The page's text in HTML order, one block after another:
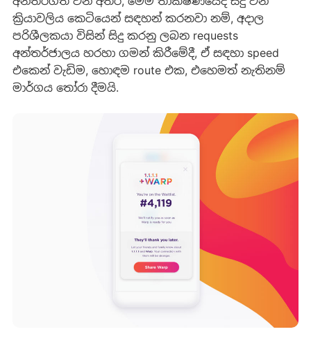
ක්‍රියාවලිය කෙටියෙන් සඳහන් කරනවා නම්, අදාල
පරිශීලකයා විසින් සිදු කරනු ලබන requests
අන්තර්ජාලය හරහා ගමන් කිරීමේදී, ඒ සඳහා speed
එකෙන් වැඩිම, හොඳම route එක, එහෙමත් නැතිනම්
මාර්ගය තෝරා දීමයි.